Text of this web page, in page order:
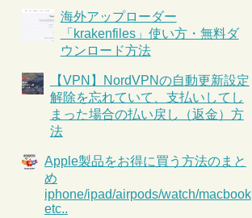
海外アップローダー
「krakenfiles」使い方・無料ダ
ウンロード方法
【VPN】NordVPNの自動更新設定
解除を忘れていて、支払いしてし
まった場合の払い戻し（返金）方
法
Apple製品をお得に買う方法のまと
め
iphone/ipad/airpods/watch/macbook
etc..